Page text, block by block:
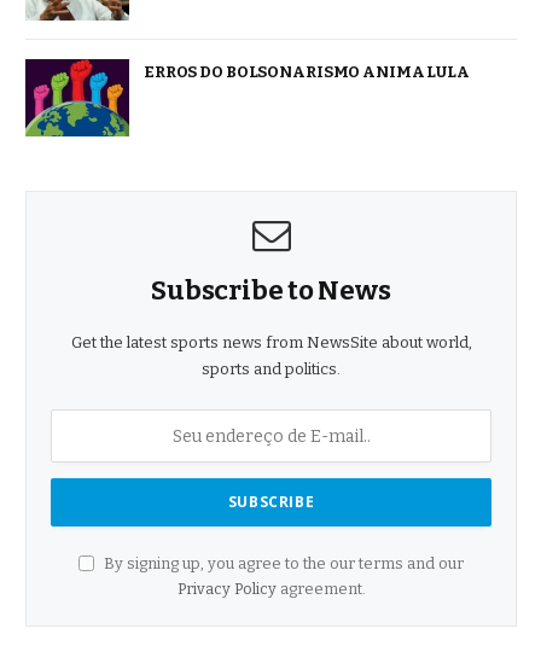
ERROS DO BOLSONARISMO ANIMA LULA
Subscribe to News
Get the latest sports news from NewsSite about world,
sports and politics.
By signing up, you agree to the our terms and our
Privacy Policyagreement.